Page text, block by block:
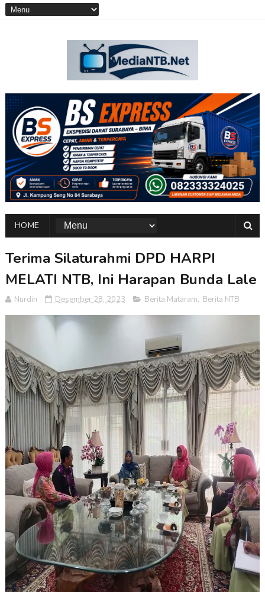
HOME
Terima Silaturahmi DPD HARPI
MELATI NTB, Ini Harapan Bunda Lale
Nurdin Desember 28, 2023 Berita Mataram, Berita NTB